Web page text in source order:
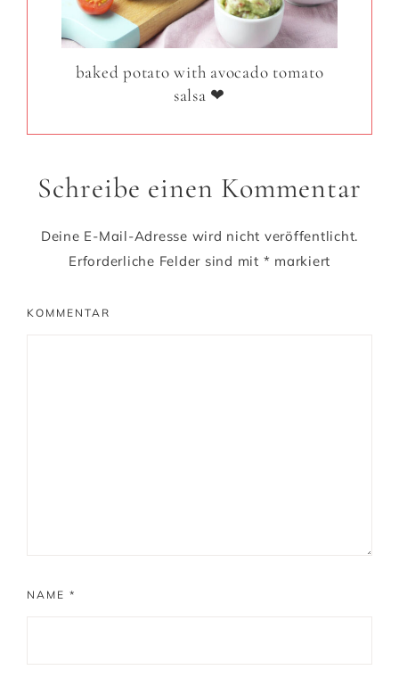
baked potato with avocado tomato
salsa ❤
Schreibe einen Kommentar
Deine E-Mail-Adresse wird nicht veröffentlicht.
Erforderliche Felder sind mit * markiert
KOMMENTAR
NAME *